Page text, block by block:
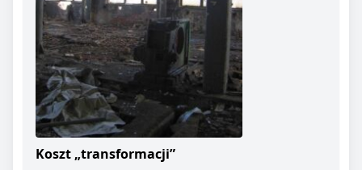
Koszt „transformacji”